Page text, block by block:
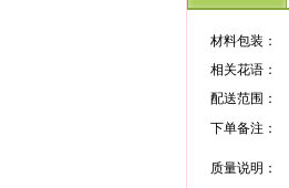
材料包装：
相关花语：
配送范围：
下单备注：
质量说明：